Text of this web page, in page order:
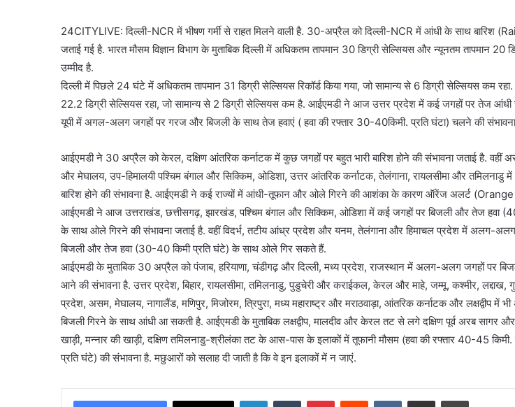
24CITYLIVE: दिल्ली-NCR में भीषण गर्मी से राहत मिलने वाली है. 30-अप्रैल को दिल्ली-NCR में आंधी के साथ बारिश
जताई गई है. भारत मौसम विज्ञान विभाग के मुताबिक दिल्ली में अधिकतम तापमान 30 डिग्री सेल्सियस और न्यूनतम तापमान 20
उम्मीद है.
दिल्ली में पिछले 24 घंटे में अधिकतम तापमान 31 डिग्री सेल्सियस रिकॉर्ड किया गया, जो सामान्य से 6 डिग्री सेल्सियस कम
22.2 डिग्री सेल्सियस रहा, जो सामान्य से 2 डिग्री सेल्सियस कम है. आईएमडी ने आज उत्तर प्रदेश में कई जगहों पर तेज आंधी
यूपी में अगल-अलग जगहों पर गरज और बिजली के साथ तेज हवाएं ( हवा की रफ्तार 30-40किमी. प्रति घंटा) चलने की
आईएमडी ने 30 अप्रैल को केरल, दक्षिण आंतरिक कर्नाटक में कुछ जगहों पर बहुत भारी बारिश होने की संभावना जताई है.
और मेघालय, उप-हिमालयी पश्चिम बंगाल और सिक्किम, ओडिशा, उत्तर आंतरिक कर्नाटक, तेलंगाना, रायलसीमा और तमिलनाडु
बारिश होने की संभावना है. आईएमडी ने कई राज्यों में आंधी-तूफान और ओले गिरने की आशंका के कारण ऑरेंज अलर्ट (Orange
आईएमडी ने आज उत्तराखंड, छत्तीसगढ़, झारखंड, पश्चिम बंगाल और सिक्किम, ओडिशा में कई जगहों पर बिजली और तेज हवा
के साथ ओले गिरने की संभावना जताई है. वहीं विदर्भ, तटीय आंध्र प्रदेश और यनम, तेलंगाना और हिमाचल प्रदेश में अलग-
बिजली और तेज हवा (30-40 किमी प्रति घंटे) के साथ ओले गिर सकते हैं.
आईएमडी के मुताबिक 30 अप्रैल को पंजाब, हरियाणा, चंडीगढ़ और दिल्ली, मध्य प्रदेश, राजस्थान में अलग-अलग जगहों पर
आने की संभावना है. उत्तर प्रदेश, बिहार, रायलसीमा, तमिलनाडु, पुडुचेरी और कराईकल, केरल और माहे, जम्मू, कश्मीर, लद्दाख,
प्रदेश, असम, मेघालय, नागालैंड, मणिपुर, मिजोरम, त्रिपुरा, मध्य महाराष्ट्र और मराठवाड़ा, आंतरिक कर्नाटक और लक्षद्वीप में
बिजली गिरने के साथ आंधी आ सकती है. आईएमडी के मुताबिक लक्षद्वीप, मालदीव और केरल तट से लगे दक्षिण पूर्व अरब सागर और
खाड़ी, मन्नार की खाड़ी, दक्षिण तमिलनाडु-श्रीलंका तट के आस-पास के इलाकों में तूफानी मौसम (हवा की रफ्तार 40-45
प्रति घंटे) की संभावना है. मछुआरों को सलाह दी जाती है कि वे इन इलाकों में न जाएं.
LinkedInTumblr PinterestReddit VKontakteShare via Email Print